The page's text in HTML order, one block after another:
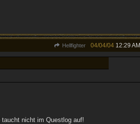
Hellfighter 04/04/04 12:29 AM
nicht im Questlog auf!